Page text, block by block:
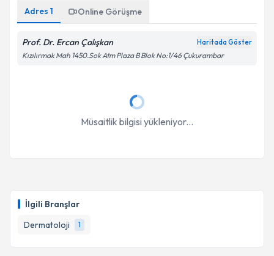
İlgili Branşlar
Dermatoloji
1
Takvim Talebini Gönder
Adres 1 Online Görüşme
Prof. Dr. Ercan Çalışkan Haritada Göster
Kızılırmak Mah 1450.Sok Atm Plaza B Blok No:1/46 Çukurambar
Müsaitlik bilgisi yükleniyor...